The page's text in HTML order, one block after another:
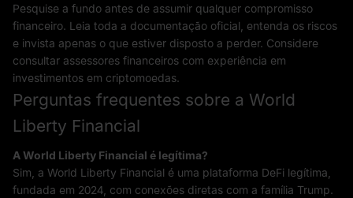
Pesquise a fundo antes de assumir qualquer compromisso
financeiro. Leia toda a documentação oficial, entenda os riscos
e invista apenas o que estiver disposto a perder. Considere
consultar assessores financeiros com experiência em
investimentos em criptomoedas.
Perguntas frequentes sobre a World
Liberty Financial
A World Liberty Financial é legítima?
Sim, a World Liberty Financial é uma plataforma DeFi legítima,
fundada em 2024, com conexões diretas com a família Trump.